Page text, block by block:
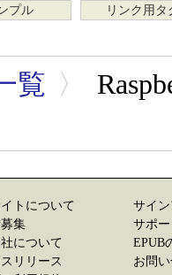
プル リンク用タ
覧 〉
トについて
集
について
リリース
サイ
サポ
EPUB
お問